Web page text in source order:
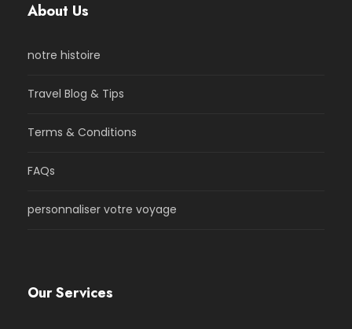
About Us
notre histoire
Travel Blog & Tips
Terms & Conditions
FAQs
personnaliser votre voyage
Our Services